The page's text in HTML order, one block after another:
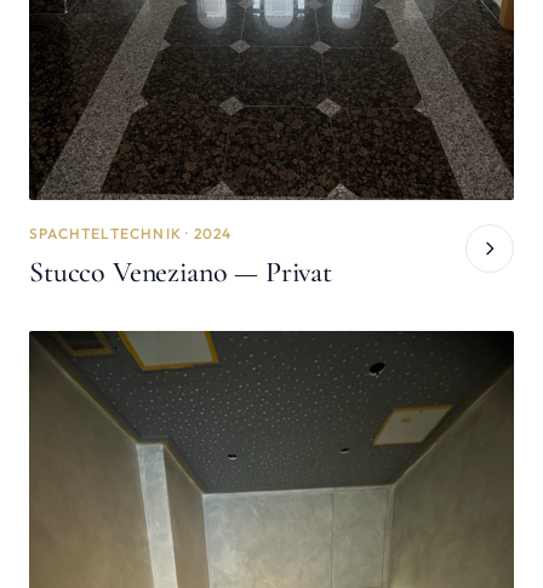
SPACHTELTECHNIK · 2024
Stucco Veneziano — Privat